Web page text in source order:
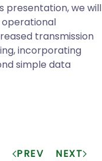
presentation, we will
transmission
incorporating
simple data
PREV NEXT